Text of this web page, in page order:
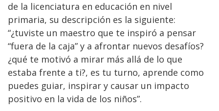
de la licenciatura en educación en nivel
primaria, su descripción es la siguiente:
“¿tuviste un maestro que te inspiró a pensar
“fuera de la caja” y a afrontar nuevos desafíos?
¿qué te motivó a mirar más allá de lo que
estaba frente a ti?, es tu turno, aprende como
puedes guiar, inspirar y causar un impacto
positivo en la vida de los niños”.